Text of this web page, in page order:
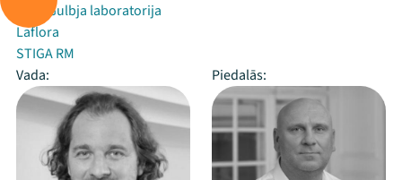
Egila Gulbja laboratorija
Laflora
STIGA RM
Vada:
Piedalās: